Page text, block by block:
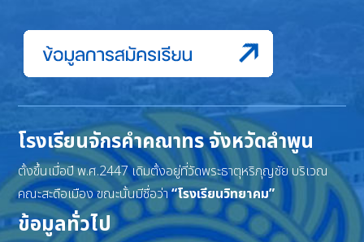
โรงเรียนจักรคำคณาทร จังหวัดลำพูน
ตั้งขึ้นเมื่อปี พ.ศ.2447 เดิมตั้งอยู่ที่วัดพระธาตุหริภุญชัย บริเวณ
คณะสะดือเมือง ขณะนั้นมีชื่อว่า“โรงเรียนวิทยาคม”
ข้อมูลทั่วไป